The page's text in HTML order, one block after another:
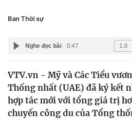
Pháp luật
Thế giới
Tin tức
Y tế
Công nghệ
Ban Thời sự
Nghe đọc bài 0:47
VTV.vn - Mỹ và Các Tiểu
Thống nhất (UAE) đã ký kết
hợp tác mới với tổng giá trị
chuyến công du của Tổng